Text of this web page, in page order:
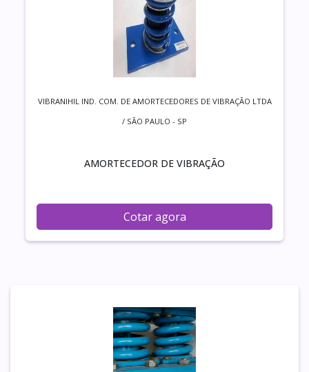
VIBRANIHIL IND. COM. DE AMORTECEDORES DE VIBRAÇÃO LTDA
/ SÃO PAULO - SP
AMORTECEDOR DE VIBRAÇÃO
Cotar agora